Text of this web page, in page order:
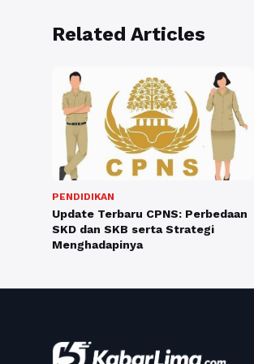
Related Articles
PENDIDIKAN
Update Terbaru CPNS: Perbedaan
SKD dan SKB serta Strategi
Menghadapinya